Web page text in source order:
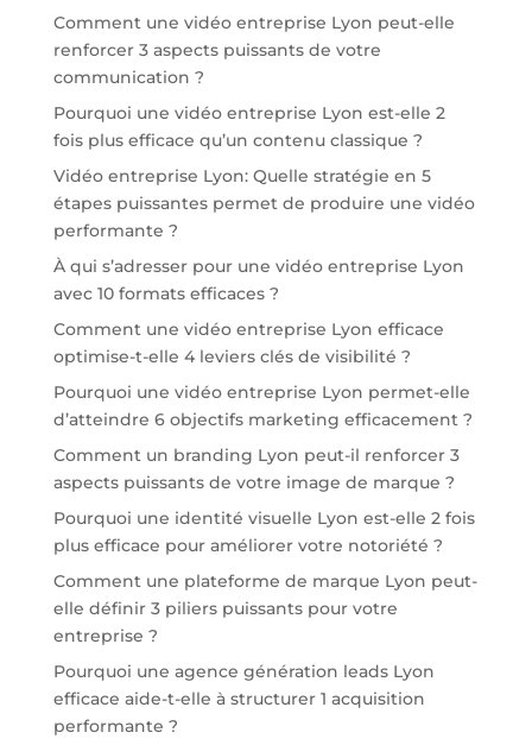
Comment une vidéo entreprise Lyon peut-elle
renforcer 3 aspects puissants de votre
communication ?
Pourquoi une vidéo entreprise Lyon est-elle 2
fois plus efficace qu’un contenu classique ?
Vidéo entreprise Lyon: Quelle stratégie en 5
étapes puissantes permet de produire une vidéo
performante ?
À qui s’adresser pour une vidéo entreprise Lyon
avec 10 formats efficaces ?
Comment une vidéo entreprise Lyon efficace
optimise-t-elle 4 leviers clés de visibilité ?
Pourquoi une vidéo entreprise Lyon permet-elle
d’atteindre 6 objectifs marketing efficacement ?
Comment un branding Lyon peut-il renforcer 3
aspects puissants de votre image de marque ?
Pourquoi une identité visuelle Lyon est-elle 2 fois
plus efficace pour améliorer votre notoriété ?
Comment une plateforme de marque Lyon peut-
elle définir 3 piliers puissants pour votre
entreprise ?
Pourquoi une agence génération leads Lyon
efficace aide-t-elle à structurer 1 acquisition
performante ?